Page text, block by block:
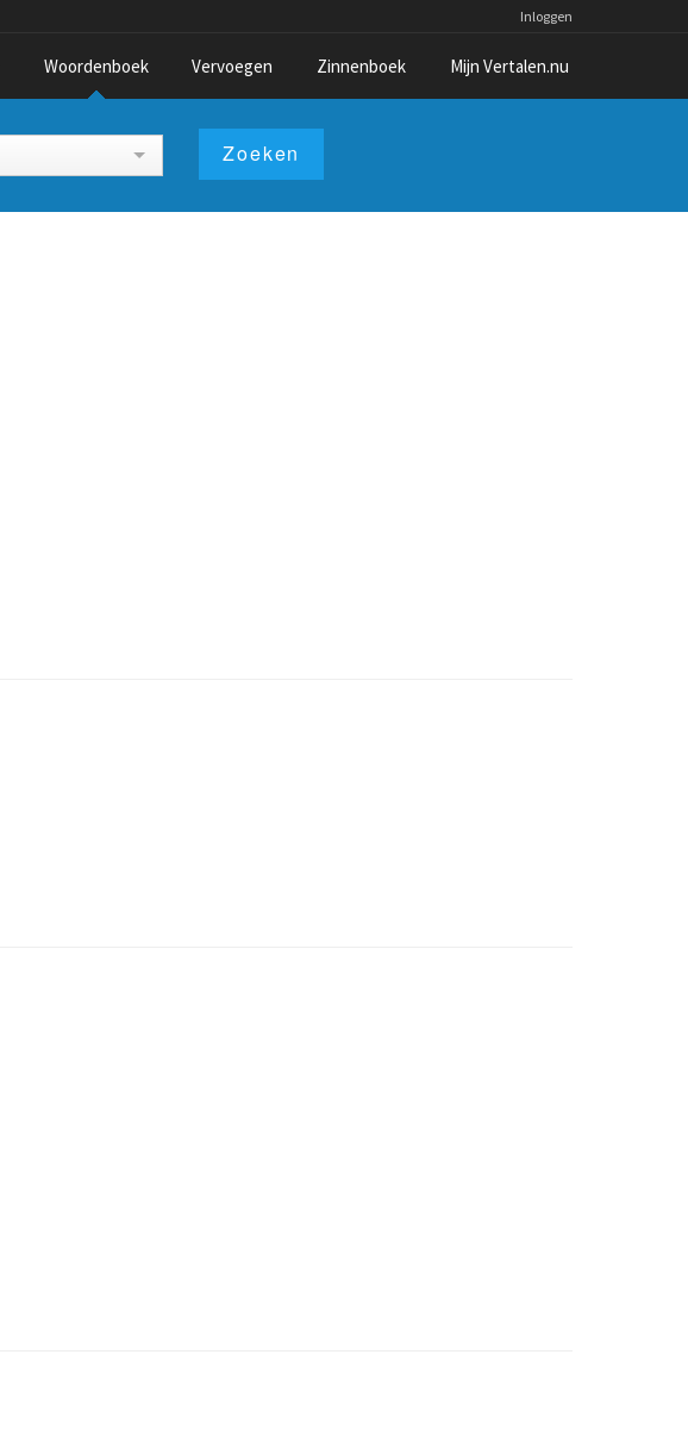
Inloggen
Woordenboek Vervoegen Zinnenboek Mijn Vertalen.nu